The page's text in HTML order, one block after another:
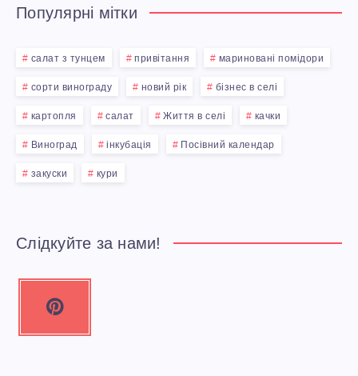
Ш
Н
И
К
И
Л
Я
Р
Популярні мітки
салат з тунцем привітання мариновані помідори
сорти винограду новий рік бізнес в селі
картопля салат Життя в селі качки
Виноград інкубація Посівний календар
закуски кури
Слідкуйте за нами!